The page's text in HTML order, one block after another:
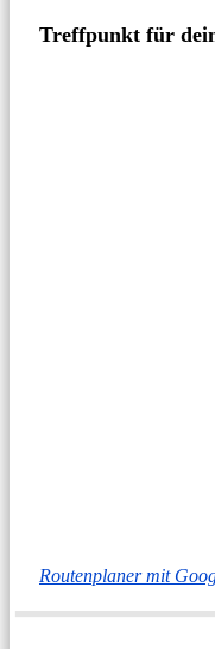
Treffpunkt für
Routenplaner mit